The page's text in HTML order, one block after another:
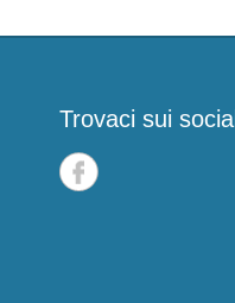
Trovaci sui social